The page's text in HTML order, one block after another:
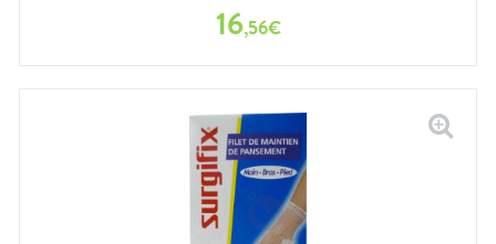
16,56€